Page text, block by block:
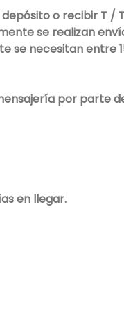
o recibir T /
se realizan
se necesitan entre
por parte
en llegar.